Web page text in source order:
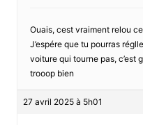
Ouais, cest vraiment relou
J’espére que tu pourras
voiture qui tourne pas, c’est
trooop bien
27 avril 2025 à 5h01